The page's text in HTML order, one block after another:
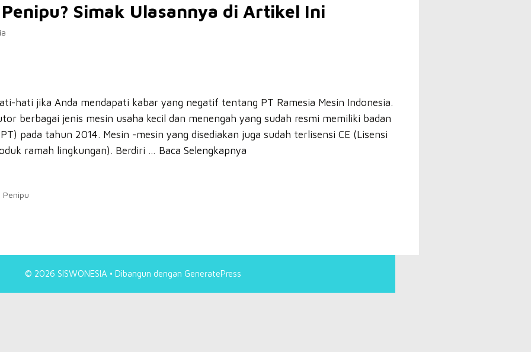
Simak Ulasannya di Artikel Ini
hati jika Anda mendapati kabar yang negatif tentang PT Ramesia Mesin Indonesia.
berbagai jenis mesin usaha kecil dan menengah yang sudah resmi memiliki badan
pada tahun 2014. Mesin -mesin yang disediakan juga sudah terlisensi CE (Lisensi
ramah lingkungan). Berdiri … Baca Selengkapnya
Penipu
© 2026 SISWONESIA • Dibangun dengan GeneratePress